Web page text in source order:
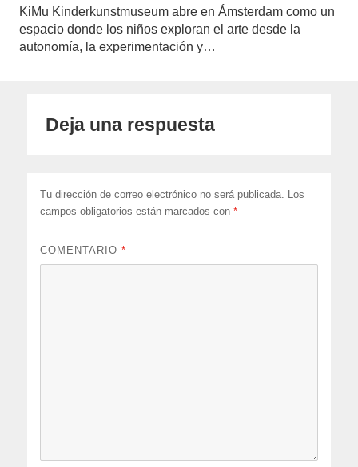
KiMu Kinderkunstmuseum abre en Ámsterdam como un
espacio donde los niños exploran el arte desde la
autonomía, la experimentación y…
Deja una respuesta
Tu dirección de correo electrónico no será publicada. Los
campos obligatorios están marcados con*
COMENTARIO*